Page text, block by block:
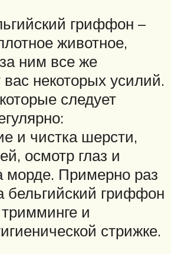
гриффон –
животное,
ним все же
вас некоторых усилий.
следует
и чистка шерсти,
осмотр глаз и
морде. Примерно раз
бельгийский гриффон
и
стрижке.